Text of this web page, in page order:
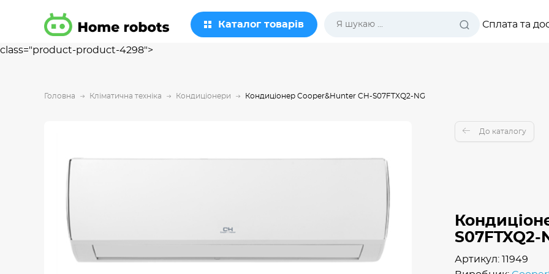
class="product-product-4298">
Каталог товарів Сплата та
Головна Кліматична техніка Кондиціонери Кондиціонер Cooper&Hunter CH-S07FTXQ2-NG
До каталогу
S07FTXQ2-
Артикул: 11949